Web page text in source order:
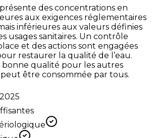
des concentrations en
aux exigences réglementaires
inférieures aux valeurs définies
usages sanitaires. Un contrôle
et des actions sont engagées
restaurer la qualité de l’eau.
bonne qualité pour les autres
être consommée par tous.